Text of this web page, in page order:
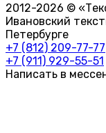
2012-2026 ©
Ивановский
Петербурге
+7 (812) 209-77-77
+7 (911) 929-55-51
Написать в